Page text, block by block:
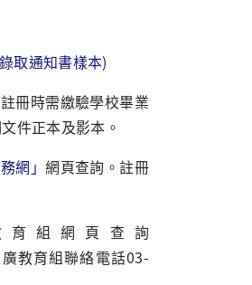
錄取通知書樣本)
冊時需繳驗學校畢業
件正本及影本。
網」網頁查詢。註冊
組網頁查詢
教育組聯絡電話03-